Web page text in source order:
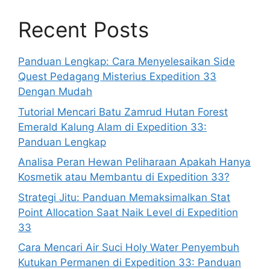
Recent Posts
Panduan Lengkap: Cara Menyelesaikan Side
Quest Pedagang Misterius Expedition 33
Dengan Mudah
Tutorial Mencari Batu Zamrud Hutan Forest
Emerald Kalung Alam di Expedition 33:
Panduan Lengkap
Analisa Peran Hewan Peliharaan Apakah Hanya
Kosmetik atau Membantu di Expedition 33?
Strategi Jitu: Panduan Memaksimalkan Stat
Point Allocation Saat Naik Level di Expedition
33
Cara Mencari Air Suci Holy Water Penyembuh
Kutukan Permanen di Expedition 33: Panduan